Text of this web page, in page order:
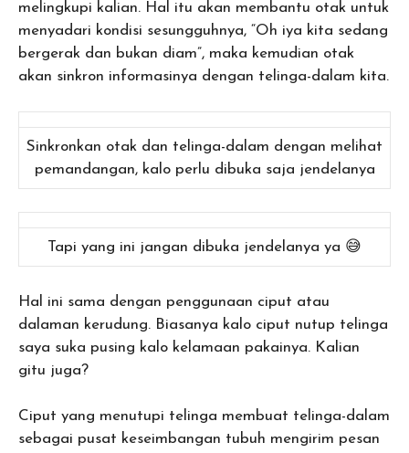
melingkupi kalian. Hal itu akan membantu otak untuk
menyadari kondisi sesungguhnya, “Oh iya kita sedang
bergerak dan bukan diam”, maka kemudian otak
akan sinkron informasinya dengan telinga-dalam kita.
Sinkronkan otak dan telinga-dalam dengan melihat
pemandangan, kalo perlu dibuka saja jendelanya
Tapi yang ini jangan dibuka jendelanya ya 😅
Hal ini sama dengan penggunaan ciput atau
dalaman kerudung. Biasanya kalo ciput nutup telinga
saya suka pusing kalo kelamaan pakainya. Kalian
gitu juga?
Ciput yang menutupi telinga membuat telinga-dalam
sebagai pusat keseimbangan tubuh mengirim pesan